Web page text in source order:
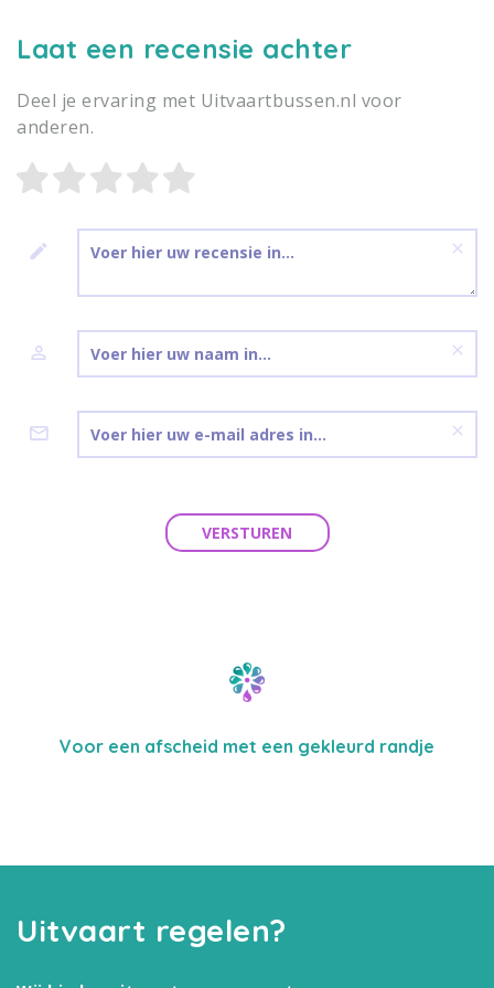
Laat een recensie achter
Deel je ervaring met Uitvaartbussen.nl voor
anderen.
VERSTUREN
Voor een afscheid met een gekleurd randje
Uitvaart regelen?